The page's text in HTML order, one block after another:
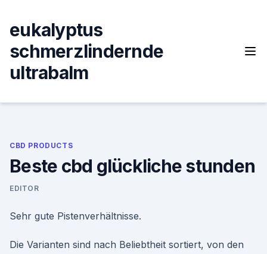
content
eukalyptus
schmerzlindernde
ultrabalm
CBD PRODUCTS
Beste cbd glückliche stunden
EDITOR
Sehr gute Pistenverhältnisse.
Die Varianten sind nach Beliebtheit sortiert, von den